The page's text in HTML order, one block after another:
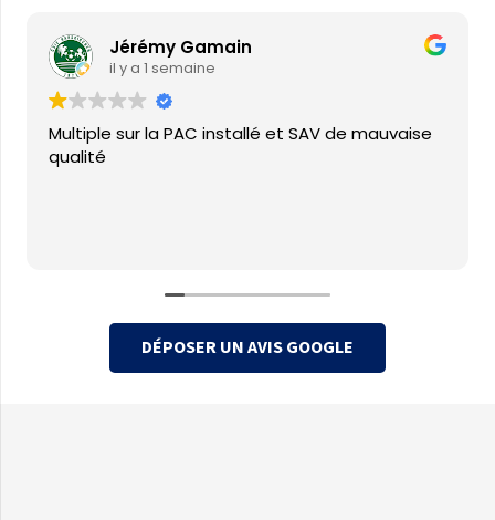
Jérémy Gamain
il y a 1 semaine
Multiple sur la PAC installé et SAV de mauvaise
qualité
DÉPOSER UN AVIS GOOGLE